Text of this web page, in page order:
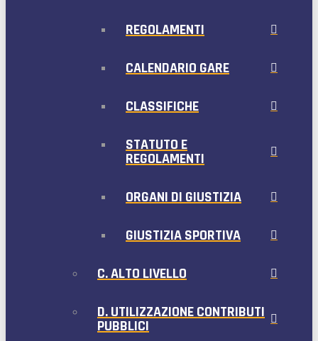
REGOLAMENTI
CALENDARIO GARE
CLASSIFICHE
STATUTO E
REGOLAMENTI
ORGANI DI GIUSTIZIA
GIUSTIZIA SPORTIVA
C. ALTO LIVELLO
D. UTILIZZAZIONE CONTRIBUTI
PUBBLICI